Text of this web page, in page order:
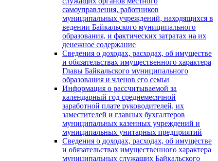
самоуправления, работников
муниципальных учреждений, находящихся в
ведении Байкальского муниципального
образования, и фактических затратах на их
денежное содержание
Сведения о доходах, расходах, об имуществе
и обязательствах имущественного характера
Главы Байкальского муниципального
образования и членов его семьи
Информация о рассчитываемой за
календарный год среднемесячной
заработной плате руководителей, их
заместителей и главных бухгалтеров
муниципальных казенных учреждений и
муниципальных унитарных предприятий
Сведения о доходах, расходах, об имуществе
и обязательствах имущественного характера
муниципальных служащих Байкальского